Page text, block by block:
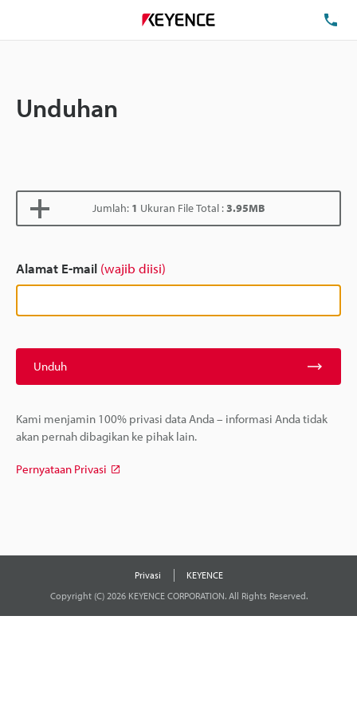
Unduhan
Jumlah: 1 Ukuran File Total :3.95MB
Alamat E-mail (wajib diisi)
Unduh
Kami menjamin 100% privasi data Anda – informasi Anda tidak
akan pernah dibagikan ke pihak lain.
Pernyataan Privasi
Privasi
KEYENCE
Copyright (C) 2026 KEYENCE CORPORATION. All Rights Reserved.